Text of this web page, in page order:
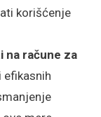
korišćenje
na račune za
efikasnih